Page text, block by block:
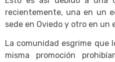
recientemente, una en un
sede en Oviedo y otro en un
La comunidad esgrime que
misma promoción